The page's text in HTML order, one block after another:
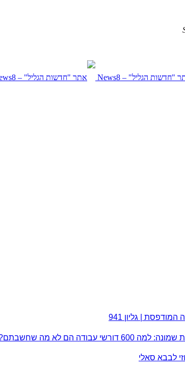
| גליון 941
הם לא מה שחשבתם?
לבבא סאלי